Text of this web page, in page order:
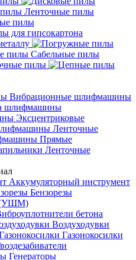
Ленточные пилы
пилы
для гипсокартона
Сабельные пилы
пилы
Вибрационные шлифмашины
шлифмашины
Эксцентриковые
Ленточные
Прямые
Ленточные
Аккумуляторный инструмент
Бензорезы
(УШМ)
бетона
Воздуходувки
Газонокосилки
Генераторы